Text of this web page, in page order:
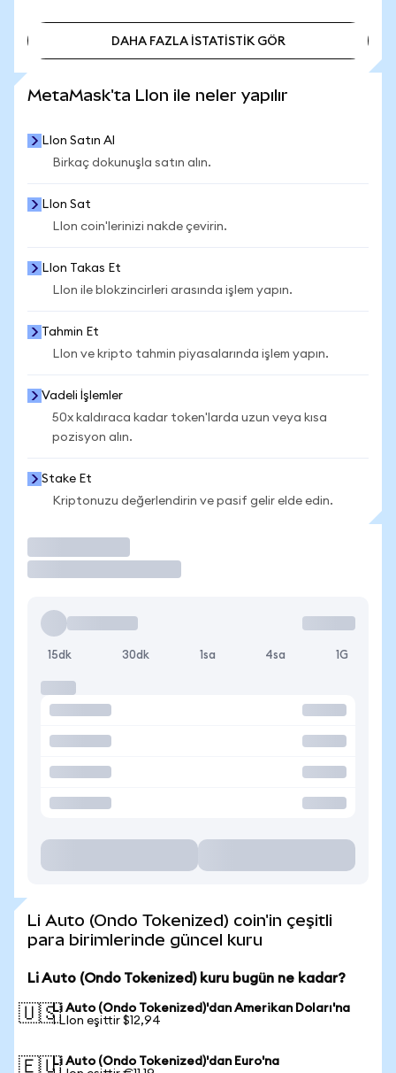
DAHA FAZLA İSTATİSTİK GÖR
MetaMask'ta LIon ile neler yapılır
LIon Satın Al
Birkaç dokunuşla satın alın.
LIon Sat
LIon coin'lerinizi nakde çevirin.
LIon Takas Et
LIon ile blokzincirleri arasında işlem yapın.
Tahmin Et
LIon ve kripto tahmin piyasalarında işlem yapın.
Vadeli İşlemler
50x kaldıraca kadar token'larda uzun veya kısa
pozisyon alın.
Stake Et
Kriptonuzu değerlendirin ve pasif gelir elde edin.
15dk 30dk 1sa 4sa 1G
Li Auto (Ondo Tokenized) coin'in çeşitli
para birimlerinde güncel kuru
Li Auto (Ondo Tokenized) kuru bugün ne kadar?
🇺🇸Li Auto (Ondo Tokenized)'dan Amerikan Doları'na
1 LIon eşittir $12,94
🇪🇺Li Auto (Ondo Tokenized)'dan Euro'na